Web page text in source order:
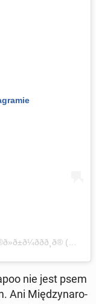
Post udo­stęp­nio­ny przez ðð»ð»ð® ðð²ðð®ð»ð±ð¼ððð¸ð® (@an­na­le­wan­dow­skahp­ba)
nie jest psem
Ani Mię­dzy­na­ro­